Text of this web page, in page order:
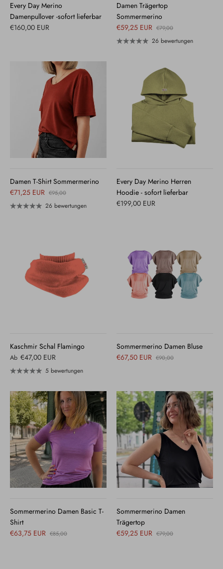
Every Day Merino
Damenpullover -sofort lieferbar
€160,00 EUR
Damen Trägertop
Sommermerino
€59,25 EUR €79,00
26 bewertungen
Damen T-Shirt Sommermerino
€71,25 EUR €95,00
26 bewertungen
Every Day Merino Herren
Hoodie - sofort lieferbar
€199,00 EUR
Kaschmir Schal Flamingo
Ab €47,00 EUR
5 bewertungen
Sommermerino Damen Bluse
€67,50 EUR €90,00
Sommermerino Damen Basic T-
Shirt
€63,75 EUR €85,00
Sommermerino Damen
Trägertop
€59,25 EUR €79,00